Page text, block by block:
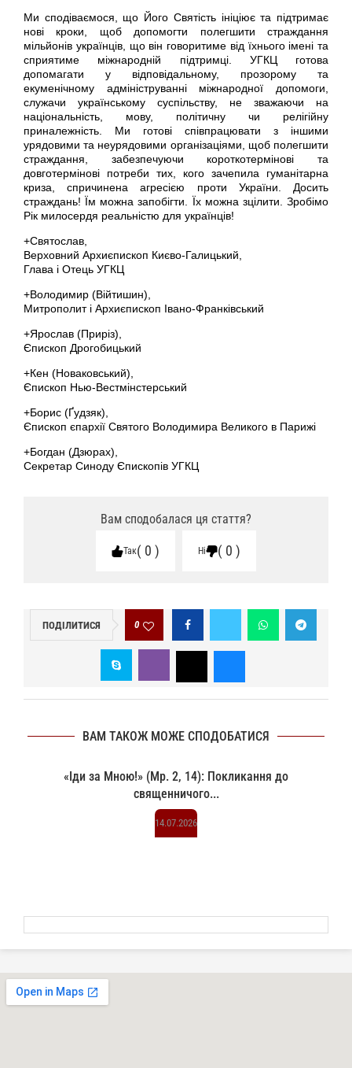
Ми сподіваємося, що Його Святість ініціює та підтримає
нові кроки, щоб допомогти полегшити страждання
мільйонів українців, що він говоритиме від їхнього імені та
сприятиме міжнародній підтримці. УГКЦ готова
допомагати у відповідальному, прозорому та
екуменічному адмініструванні міжнародної допомоги,
служачи українському суспільству, не зважаючи на
національність, мову, політичну чи релігійну
приналежність. Ми готові співпрацювати з іншими
урядовими та неурядовими організаціями, щоб полегшити
страждання, забезпечуючи короткотермінові та
довготермінові потреби тих, кого зачепила гуманітарна
криза, спричинена агресією проти України. Досить
страждань! Їм можна запобігти. Їх можна зцілити. Зробімо
Рік милосердя реальністю для українців!
+Святослав,
Верховний Архиєпископ Києво-Галицький,
Глава і Отець УГКЦ
+Володимир (Війтишин),
Митрополит і Архиєпископ Івано-Франківський
+Ярослав (Приріз),
Єпископ Дрогобицький
+Кен (Новаковський),
Єпископ Нью-Вестмінстерський
+Борис (Ґудзяк),
Єпископ єпархії Святого Володимира Великого в Парижі
+Богдан (Дзюрах),
Секретар Синоду Єпископів УГКЦ
Вам сподобалася ця стаття?
Так 0 Ні 0
ПОДІЛИТИСЯ 0
ВАМ ТАКОЖ МОЖЕ СПОДОБАТИСЯ
«Іди за Мною!» (Мр. 2, 14): Покликання до
священничого...
14.07.2026